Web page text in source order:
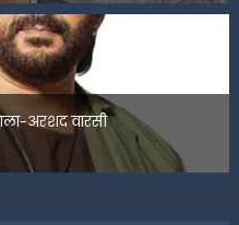
अरशद वारसी